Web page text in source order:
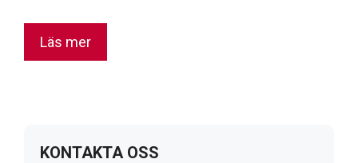
Läs mer
KONTAKTA OSS